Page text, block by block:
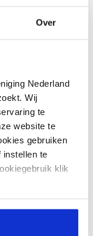
Over
Nederland
Wij
te
website te
gebruiken
instellen te
klik
– en
van de
het...